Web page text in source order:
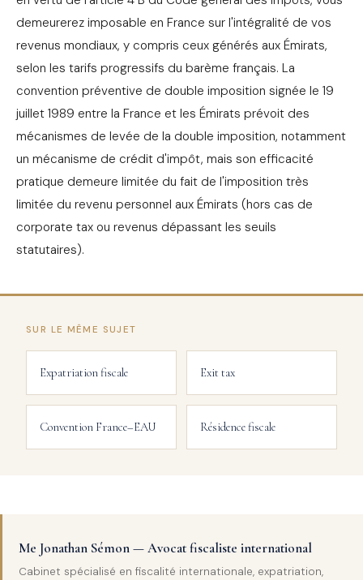
demeurerez imposable en France sur l'intégralité de vos
revenus mondiaux, y compris ceux générés aux Émirats,
selon les tarifs progressifs du barème français. La
convention préventive de double imposition signée le 19
juillet 1989 entre la France et les Émirats prévoit des
mécanismes de levée de la double imposition, notamment
un mécanisme de crédit d'impôt, mais son efficacité
pratique demeure limitée du fait de l'imposition très
limitée du revenu personnel aux Émirats (hors cas de
corporate tax ou revenus dépassant les seuils
statutaires).
SUR LE MÊME SUJET
Expatriation fiscale Exit tax
Convention France–EAU Résidence fiscale
Me Jonathan Sémon — Avocat fiscaliste international
Cabinet spécialisé en fiscalité internationale, expatriation,